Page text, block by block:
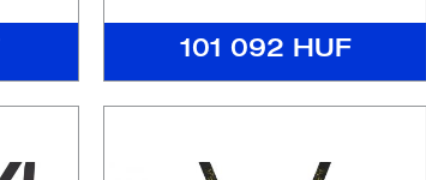
101 092 HUF